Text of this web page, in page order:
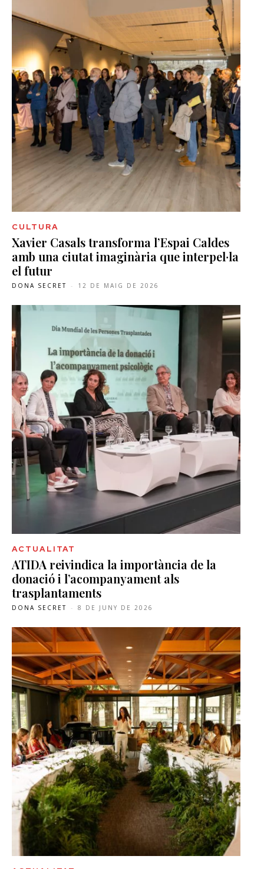
CULTURA
Xavier Casals transforma l’Espai Caldes
amb una ciutat imaginària que interpel·la
el futur
DONA SECRET - 12 DE MAIG DE 2026
ACTUALITAT
ATIDA reivindica la importància de la
donació i l’acompanyament als
trasplantaments
DONA SECRET - 8 DE JUNY DE 2026